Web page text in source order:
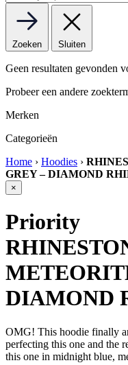
Zoeken Sluiten
Geen resultaten gevonden
Probeer een andere
Merken
Categorieën
Home › Hoodies ›
GREY – DIAMOND
×
Priority
DIAMOND
OMG! This hoodie finally
perfecting this one and the
this one in midnight blue,